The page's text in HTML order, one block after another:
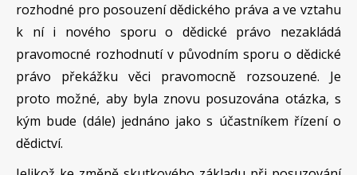
rozhodné pro posouzení dědického práva a ve vztahu
k ní i nového sporu o dědické právo nezakládá
pravomocné rozhodnutí v původním sporu o dědické
právo překážku věci pravomocně rozsouzené. Je
proto možné, aby byla znovu posuzována otázka, s
kým bude (dále) jednáno jako s účastníkem řízení o
dědictví.